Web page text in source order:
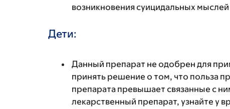
возникновения суицидальных
Дети:
Данный препарат не одобрен для
принять решение о том, что польза
препарата превышает связанные с
лекарственный препарат, узнайте у